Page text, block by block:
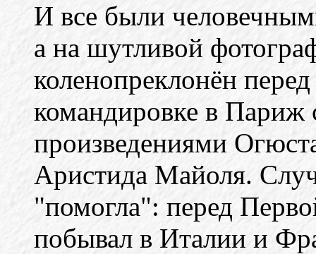
И все были
а на шутливой
коленопреклонён
командировке в Париж
произведениями
Аристида Майоля.
"помогла": перед
побывал в Италии и